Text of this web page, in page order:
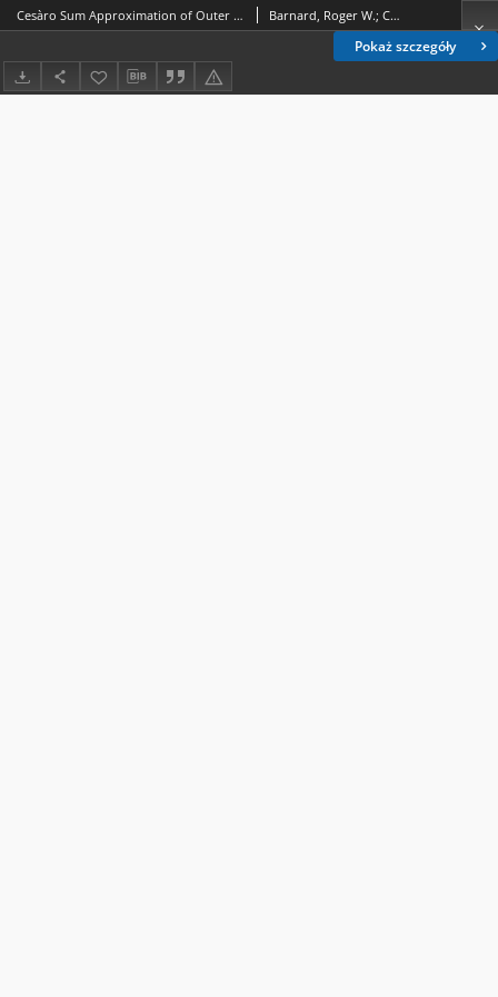
Pokaż szczegóły
Cesàro Sum Approximation of Outer Functions Barnard, Roger W.; Cima, Joseph; Pearce, Kent